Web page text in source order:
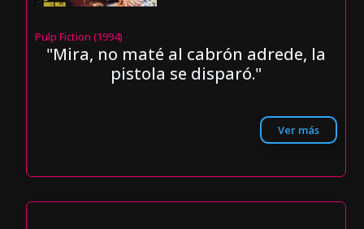
Pulp Fiction (1994)
"Mira, no maté al cabrón adrede, la
pistola se disparó."
Ver más